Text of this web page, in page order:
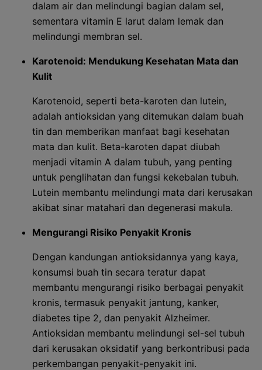
dalam air dan melindungi bagian dalam sel,
sementara vitamin E larut dalam lemak dan
melindungi membran sel.
Karotenoid: Mendukung Kesehatan Mata dan
Kulit
Karotenoid, seperti beta-karoten dan lutein,
adalah antioksidan yang ditemukan dalam buah
tin dan memberikan manfaat bagi kesehatan
mata dan kulit. Beta-karoten dapat diubah
menjadi vitamin A dalam tubuh, yang penting
untuk penglihatan dan fungsi kekebalan tubuh.
Lutein membantu melindungi mata dari kerusakan
akibat sinar matahari dan degenerasi makula.
Mengurangi Risiko Penyakit Kronis
Dengan kandungan antioksidannya yang kaya,
konsumsi buah tin secara teratur dapat
membantu mengurangi risiko berbagai penyakit
kronis, termasuk penyakit jantung, kanker,
diabetes tipe 2, dan penyakit Alzheimer.
Antioksidan membantu melindungi sel-sel tubuh
dari kerusakan oksidatif yang berkontribusi pada
perkembangan penyakit-penyakit ini.